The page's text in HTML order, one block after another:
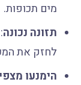
מים תכופות.
תזונה נכונה:
לחזק את
הימנעו